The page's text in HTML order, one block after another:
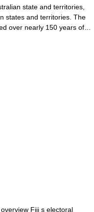
state and territories,
states and territories. The
over nearly 150 years of…
Fiji s electoral